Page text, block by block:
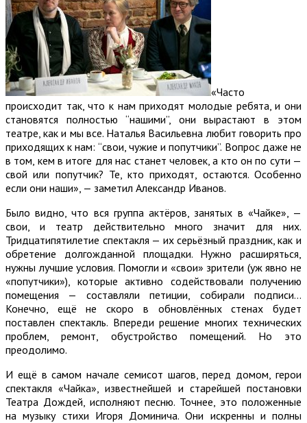
«Часто
происходит так, что к нам приходят молодые ребята, и они
становятся полностью “нашими”, они вырастают в этом
театре, как и мы все. Наталья Васильевна любит говорить про
приходящих к нам: “свои, чужие и попутчики”. Вопрос даже не
в том, кем в итоге для нас станет человек, а кто он по сути —
свой или попутчик? Те, кто приходят, остаются. Особенно
если они наши», — заметил Александр Иванов.
Было видно, что вся группа актёров, занятых в «Чайке», —
свои, и театр действительно много значит для них.
Тридцатипятилетие спектакля — их серьёзный праздник, как и
обретение долгожданной площадки. Нужно расширяться,
нужны лучшие условия. Помогли и «свои» зрители (уж явно не
«попутчики»), которые активно содействовали получению
помещения — составляли петиции, собирали подписи…
Конечно, ещё не скоро в обновлённых стенах будет
поставлен спектакль. Впереди решение многих технических
проблем, ремонт, обустройство помещений. Но это
преодолимо.
И ещё в самом начале семисот шагов, перед домом, герои
спектакля «Чайка», известнейшей и старейшей постановки
Театра Дождей, исполняют песню. Точнее, это положенные
на музыку стихи Игоря Доминича. Они искренны и полны